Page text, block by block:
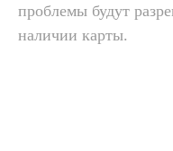
проблемы будут
наличии карты.